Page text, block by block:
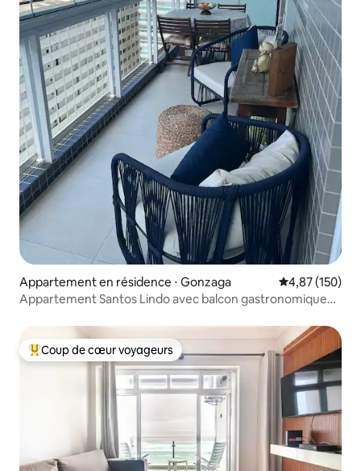
Appartement en résidence ⋅ Gonzaga Évaluation
4,87 (150)
Appartement Santos Lindo avec balcon gastronomique
Coups de cœur voyageurs les plus appréciés
Coup de cœur voyageurs